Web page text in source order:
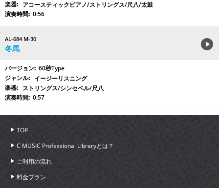
アコースティックピアノ/ストリングス/尺八/太鼓
0:56
AL-684 M-30
冬馬
60秒Type
イージーリスニング
ストリングス/シンセベル/尺八
0:57
TOP
C MUSIC Professional Libraryとは？
ご利用の流れ
料金プラン